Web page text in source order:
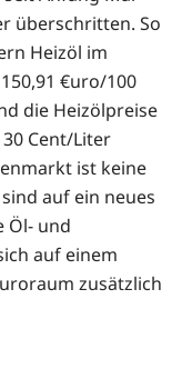
überschritten. So
Heizöl im
€uro/100
die Heizölpreise
Cent/Liter
ist keine
auf ein neues
Öl- und
auf einem
zusätzlich